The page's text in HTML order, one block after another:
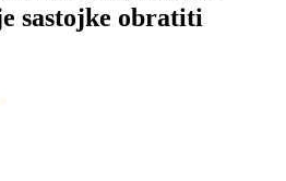
sastojke obratiti